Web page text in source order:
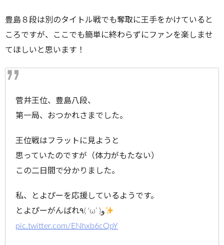
豊島８段は別のタイトル戦でも奪取に王手をかけていると
ころですが、ここでも簡単に終わらずにファンを楽しませ
てほしいと思います！
菅井王位、豊島八段、
第一局、おつかれさまでした。
王位戦はフラットに見ようと
思っていたのですが（体力がもたない）
この二日間で分かりました。
私、とよぴーを応援しているようです。
とよぴーがんばれ٩( ‘ω’ )و
pic.twitter.com/ENhxb6cQpY